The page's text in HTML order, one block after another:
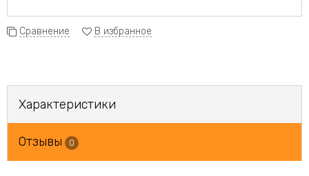
Сравнение В избранное
Характеристики
Отзывы 0